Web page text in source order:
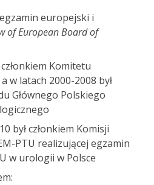
europejski i
of European Board of
Komitetu
w latach 2000-2008 był
Głównego Polskiego
był członkiem Komisji
PTU realizującej egzamin
w urologii w Polsce